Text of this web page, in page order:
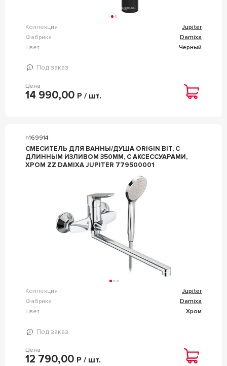
Коллекция
Jupiter
Фабрика
Damixa
Цвет
Черный
Под заказ
Цена
14 990,00 Р / шт.
n169914
СМЕСИТЕЛЬ ДЛЯ ВАННЫ/ДУША ORIGIN BIT, C
ДЛИННЫМ ИЗЛИВОМ 350ММ, С АКСЕССУАРАМИ,
ХРОМ ZZ DAMIXA JUPITER 779500001
Коллекция
Jupiter
Фабрика
Damixa
Цвет
Хром
Под заказ
Цена
12 790,00 Р / шт.